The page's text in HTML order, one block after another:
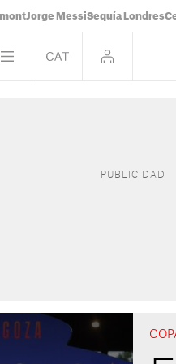
Jorge MessiSequía Londres